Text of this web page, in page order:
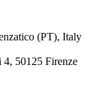
(PT), Italy
4, 50125 Firenze